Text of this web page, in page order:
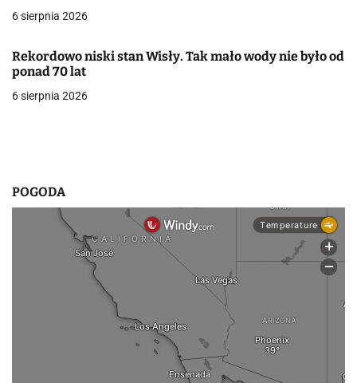
w
i
s
6 sierpnia 2026
Rekordowo niski stan Wisły. Tak mało wody nie było od
ponad 70 lat
6 sierpnia 2026
POGODA